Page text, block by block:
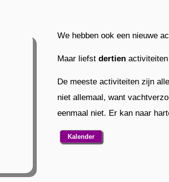
We hebben ook een nieuwe
Maar liefst dertien
De meeste activiteiten zijn
niet allemaal, want
eenmaal niet. Er kan naar
Kalender